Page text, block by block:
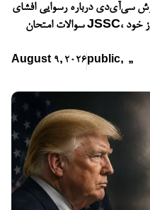
سی‌آی‌دی درباره رسوایی افشای
سوالات امتحان JSSC، اعتراضات دانشجویان وارد شانزدهمین روز خود
August 9, 2026 public, ,,